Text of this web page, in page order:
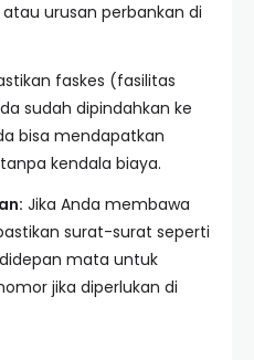
urusan perbankan di
faskes (fasilitas
sudah dipindahkan ke
bisa mendapatkan
kendala biaya.
Jika Anda membawa
surat-surat seperti
didepan mata untuk
jika diperlukan di